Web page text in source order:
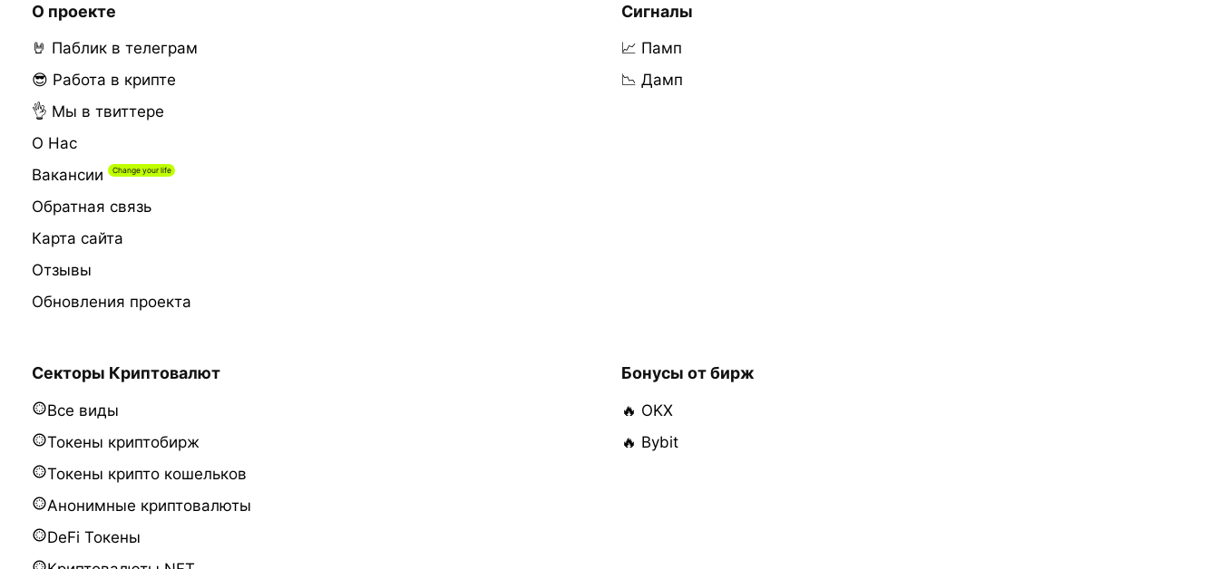
О проекте
🤘 Паблик в телеграм
😎 Работа в крипте
👌 Мы в твиттере
О Нас
Вакансии
Обратная связь
Карта сайта
Отзывы
Обновления проекта
Сигналы
📈 Памп
📉 Дамп
Секторы Криптовалют
Все виды
Токены криптобирж
Токены крипто кошельков
Анонимные криптовалюты
DeFi Токены
Бонусы от бирж
🔥 OKX
🔥 Bybit